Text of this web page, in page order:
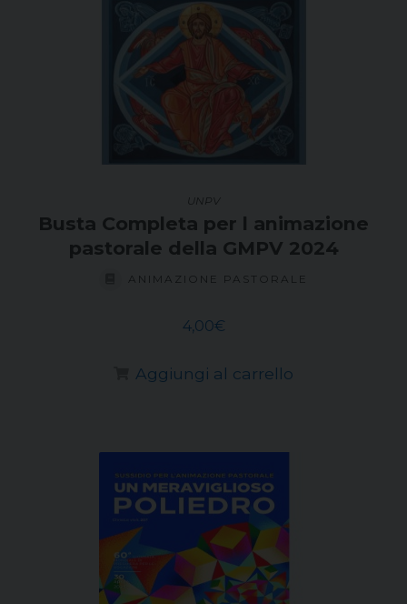
UNPV
Busta Completa per l animazione
pastorale della GMPV 2024
ANIMAZIONE PASTORALE
4,00€
Aggiungi al carrello